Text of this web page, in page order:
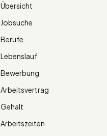
Übersicht
Jobsuche
Berufe
Lebenslauf
Bewerbung
Arbeitsvertrag
Gehalt
Arbeitszeiten